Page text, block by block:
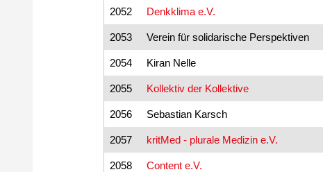
2052 Denkklima e.V.
2053 Verein für solidarische Perspektiven
2054 Kiran Nelle
2055 Kollektiv der Kollektive
2056 Sebastian Karsch
2057 kritMed - plurale Medizin e.V.
2058 Content e.V.